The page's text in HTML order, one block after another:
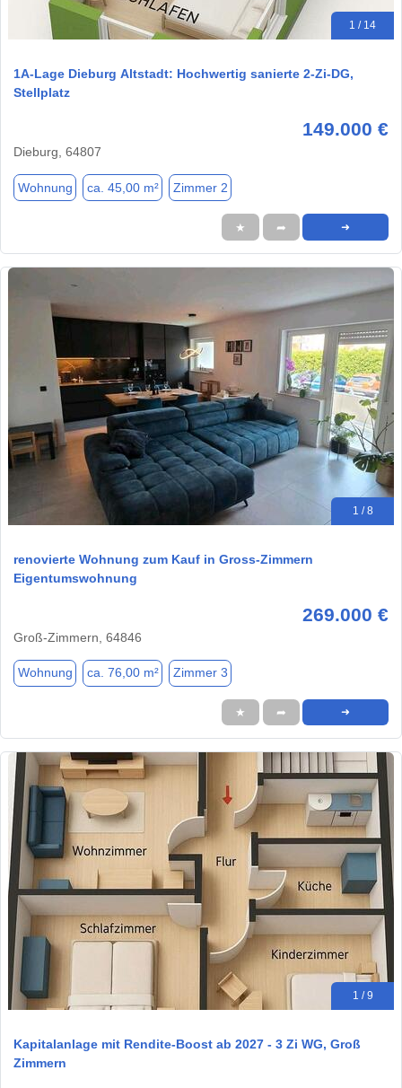
1 / 14
1A-Lage Dieburg Altstadt: Hochwertig sanierte 2-Zi-DG,
Stellplatz
149.000 €
Dieburg, 64807
Wohnung ca. 45,00 m² Zimmer 2
★ ➦ ➜
1 / 8
renovierte Wohnung zum Kauf in Gross-Zimmern
Eigentumswohnung
269.000 €
Groß-Zimmern, 64846
Wohnung ca. 76,00 m² Zimmer 3
★ ➦ ➜
1 / 9
Kapitalanlage mit Rendite-Boost ab 2027 - 3 Zi WG, Groß
Zimmern